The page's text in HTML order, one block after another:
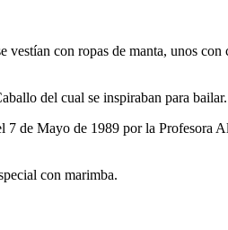
con ropas de manta, unos
del cual se inspiraban para bailar.
de Mayo de 1989 por la
con marimba.